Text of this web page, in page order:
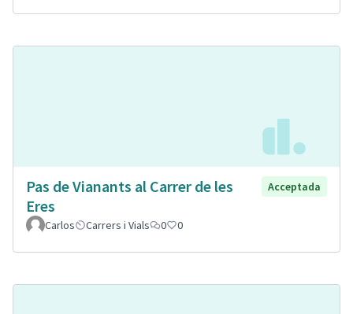
Pas de Vianants al Carrer de les
Eres
Acceptada
Carlos Carrers i Vials 0 0